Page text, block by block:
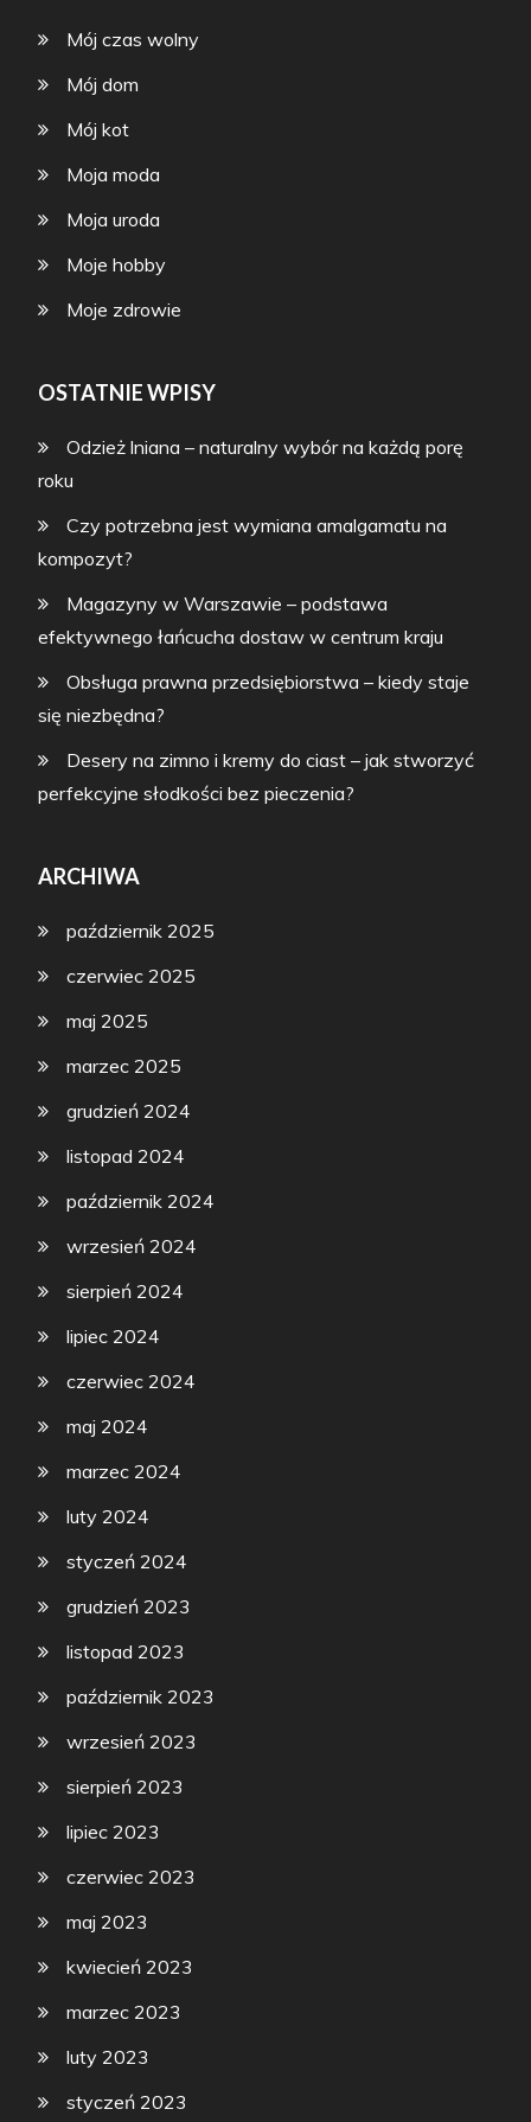
Mój czas wolny
Mój dom
Mój kot
Moja moda
Moja uroda
Moje hobby
Moje zdrowie
OSTATNIE WPISY
Odzież lniana – naturalny wybór na każdą porę
roku
Czy potrzebna jest wymiana amalgamatu na
kompozyt?
Magazyny w Warszawie – podstawa
efektywnego łańcucha dostaw w centrum kraju
Obsługa prawna przedsiębiorstwa – kiedy staje
się niezbędna?
Desery na zimno i kremy do ciast – jak stworzyć
perfekcyjne słodkości bez pieczenia?
ARCHIWA
październik 2025
czerwiec 2025
maj 2025
marzec 2025
grudzień 2024
listopad 2024
październik 2024
wrzesień 2024
sierpień 2024
lipiec 2024
czerwiec 2024
maj 2024
marzec 2024
luty 2024
styczeń 2024
grudzień 2023
listopad 2023
październik 2023
wrzesień 2023
sierpień 2023
lipiec 2023
czerwiec 2023
maj 2023
kwiecień 2023
marzec 2023
luty 2023
styczeń 2023